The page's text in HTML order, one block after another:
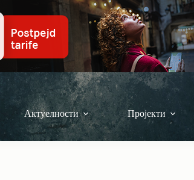
Актуелности Пројекти